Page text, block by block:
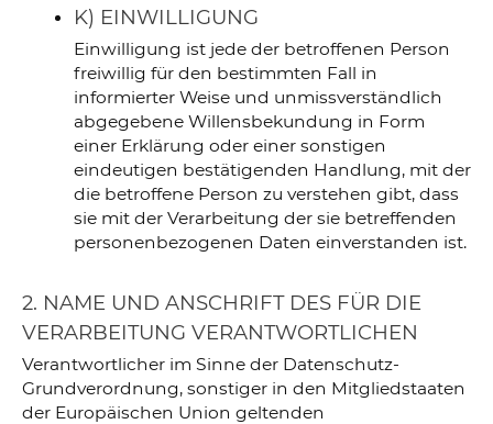
K) EINWILLIGUNG
Einwilligung ist jede der betroffenen Person
freiwillig für den bestimmten Fall in
informierter Weise und unmissverständlich
abgegebene Willensbekundung in Form
einer Erklärung oder einer sonstigen
eindeutigen bestätigenden Handlung, mit der
die betroffene Person zu verstehen gibt, dass
sie mit der Verarbeitung der sie betreffenden
personenbezogenen Daten einverstanden ist.
2. NAME UND ANSCHRIFT DES FÜR DIE
VERARBEITUNG VERANTWORTLICHEN
Verantwortlicher im Sinne der Datenschutz-
Grundverordnung, sonstiger in den Mitgliedstaaten
der Europäischen Union geltenden